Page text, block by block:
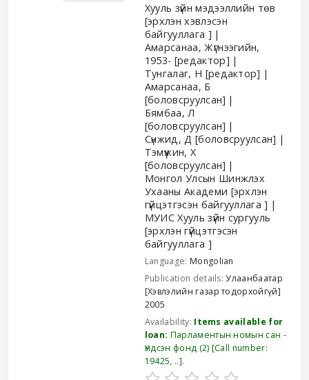
Хууль зүйн мэдээллийн төв
[эрхлэн хэвлэсэн
байгууллага ]
Амарсанаа, Жүгнээгийн,
1953- [редактор]
Тунгалаг, Н [редактор]
Амарсанаа, Б
[боловсруулсан]
Бямбаа, Л
[боловсруулсан]
Сүнжид, Д [боловсруулсан]
Тэмүүжин, Х
[боловсруулсан]
Монгол Улсын Шинжлэх
Ухааны Академи [эрхлэн
гүйцэтгэсэн байгууллага ]
МУИС Хууль зүйн сургууль
[эрхлэн гүйцэтгэсэн
байгууллага ]
Language: Mongolian
Publication details:Улаанбаатар
[Хэвлэлийн газар тодорхойгүй]
2005
Availability: Items available for
loan: Парламентын номын сан -
Үндсэн фонд (2) Call number:
19425, .. .